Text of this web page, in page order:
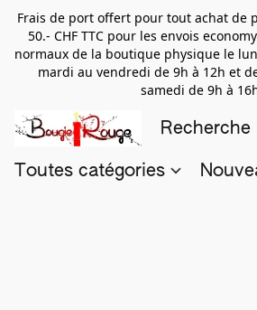
Frais de port offert pour tout achat de
50.- CHF TTC pour les envois
normaux de la boutique physique le
mardi au vendredi de 9h à 12h et
samedi de 9h à
Toutes catégories